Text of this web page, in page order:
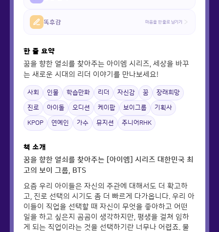
똑후감 마음을 한 줄로 남기기
한 줄 요약
꿈을 향한 열쇠를 찾아주는 아이엠 시리즈, 세상을 바꾸
는 새로운 시대의 리더 이야기를 만나보세요!
사회 인물 학습만화 리더 자신감 꿈 장래희망
진로 아이돌 오디션 케이팝 보이그룹 기획사
KPOP 연예인 가수 뮤지션 주니어RHK
책 소개
꿈을 향한 열쇠를 찾아주는 [아이엠] 시리즈 대한민국 최
고의 보이 그룹, BTS
요즘 우리 아이들은 자신의 주관에 대해서도 더 확고하
고, 진로 선택의 시기도 좀 더 빠르게 다가옵니다. 우리 아
이들이 직업을 선택할 때 자신이 무엇을 좋아하고 어떤
일을 하고 싶은지 곰곰이 생각하지만, 평생을 걸쳐 임하
게 되는 직업이라는 것을 선택하기란 너무나 어렵죠. 물